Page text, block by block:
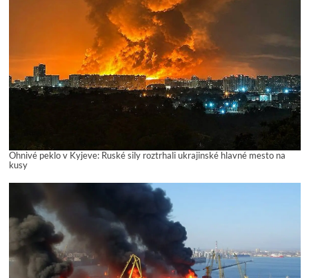
Ohnivé peklo v Kyjeve: Ruské sily roztrhali ukrajinské hlavné mesto na
kusy